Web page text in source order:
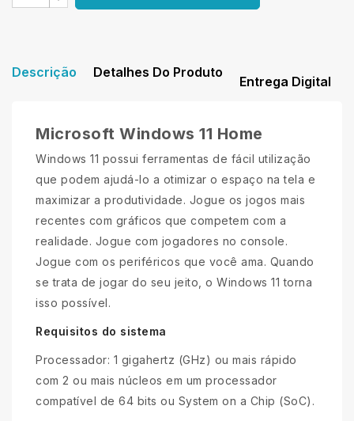
Descrição Detalhes Do Produto
Entrega Digital
Microsoft Windows 11 Home
Windows 11 possui ferramentas de fácil utilização
que podem ajudá-lo a otimizar o espaço na tela e
maximizar a produtividade. Jogue os jogos mais
recentes com gráficos que competem com a
realidade. Jogue com jogadores no console.
Jogue com os periféricos que você ama. Quando
se trata de jogar do seu jeito, o Windows 11 torna
isso possível.
Requisitos do sistema
Processador: 1 gigahertz (GHz) ou mais rápido
com 2 ou mais núcleos em um processador
compatível de 64 bits ou System on a Chip (SoC).